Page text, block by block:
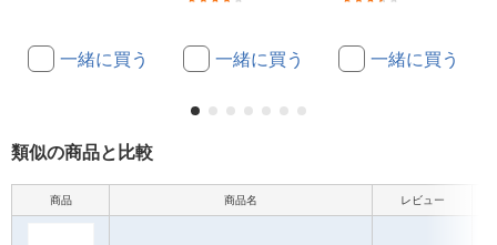
一緒に買う 一緒に買う 一緒に買う
類似の商品と比較
商品 商品名 レビュー